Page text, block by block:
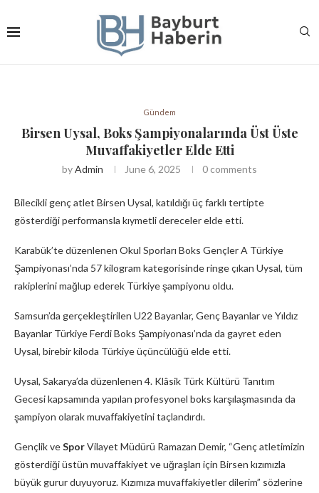
Gündem
Birsen Uysal, Boks Şampiyonalarında Üst Üste
Muvaffakiyetler Elde Etti
byAdmin June 6, 2025 0 comments
Bilecikli genç atlet Birsen Uysal, katıldığı üç farklı tertipte
gösterdiği performansla kıymetli dereceler elde etti.
Karabük’te düzenlenen Okul Sporları Boks Gençler A Türkiye
Şampiyonası’nda 57 kilogram kategorisinde ringe çıkan Uysal, tüm
rakiplerini mağlup ederek Türkiye şampiyonu oldu.
Samsun’da gerçekleştirilen U22 Bayanlar, Genç Bayanlar ve Yıldız
Bayanlar Türkiye Ferdi Boks Şampiyonası’nda da gayret eden
Uysal, birebir kiloda Türkiye üçüncülüğü elde etti.
Uysal, Sakarya’da düzenlenen 4. Klâsik Türk Kültürü Tanıtım
Gecesi kapsamında yapılan profesyonel boks karşılaşmasında da
şampiyon olarak muvaffakiyetini taçlandırdı.
Gençlik veSporVilayet Müdürü Ramazan Demir, “Genç atletimizin
gösterdiği üstün muvaffakiyet ve uğraşları için Birsen kızımızla
büyük gurur duyuyoruz. Kızımıza muvaffakiyetler dilerim” sözlerine